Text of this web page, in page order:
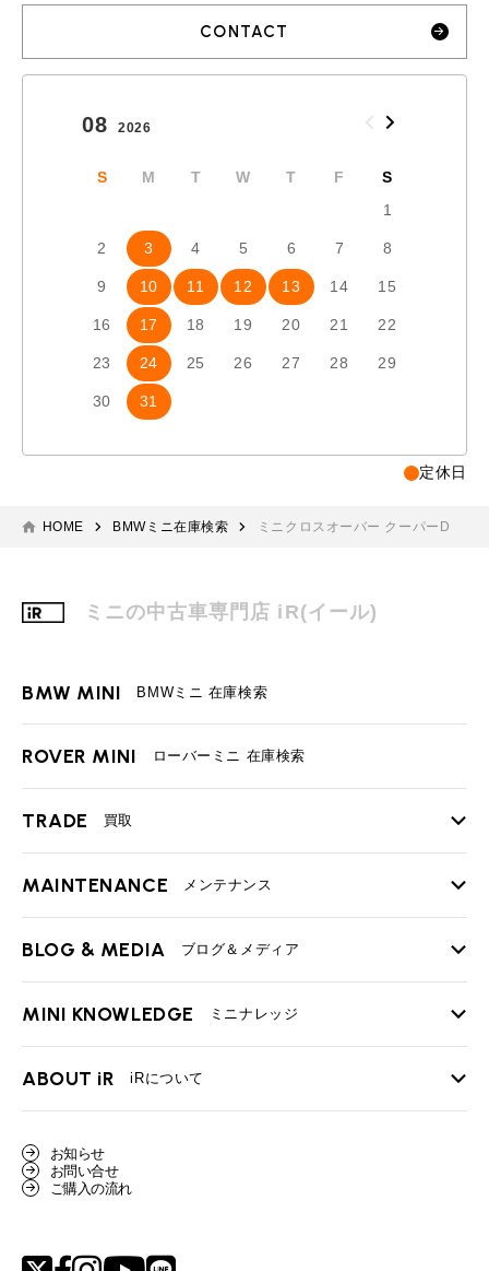
CONTACT
08 2026
S M T W T F
S
1
2 3 4 5 6 7 8
9 10 11 12 13 14 15
16 17 18 19 20 21 22
23 24 25 26 27 28 29
30 31
定休日
HOME BMWミニ在庫検索 ミニクロスオーバー クーパーD
ミニの中古車専門店 iR(イール)
BMW MINI BMWミニ 在庫検索
ROVER MINI ローバーミニ 在庫検索
TRADE 買取
TOP
必要書類
BMWミニ買取査定依頼
ローバーミニ買取査定依頼
MAINTENANCE メンテナンス
TOP
最近の修理実績
BLOG & MEDIA ブログ＆メディア
TOP
User's Voice 購入者様の声
Part's Report
MINI KNOWLEDGE ミニナレッジ
TOP
ローバーミニナレッジ
ABOUT iR iRについて
スタッフ紹介
お知らせ
お問い合せ
ご購入の流れ